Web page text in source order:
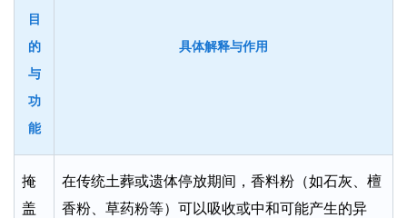
目
的
与
功
能
具体解释与作用
掩
盖
在传统土葬或遗体停放期间，香料粉（如石灰、檀
香粉、草药粉等）可以吸收或中和可能产生的异